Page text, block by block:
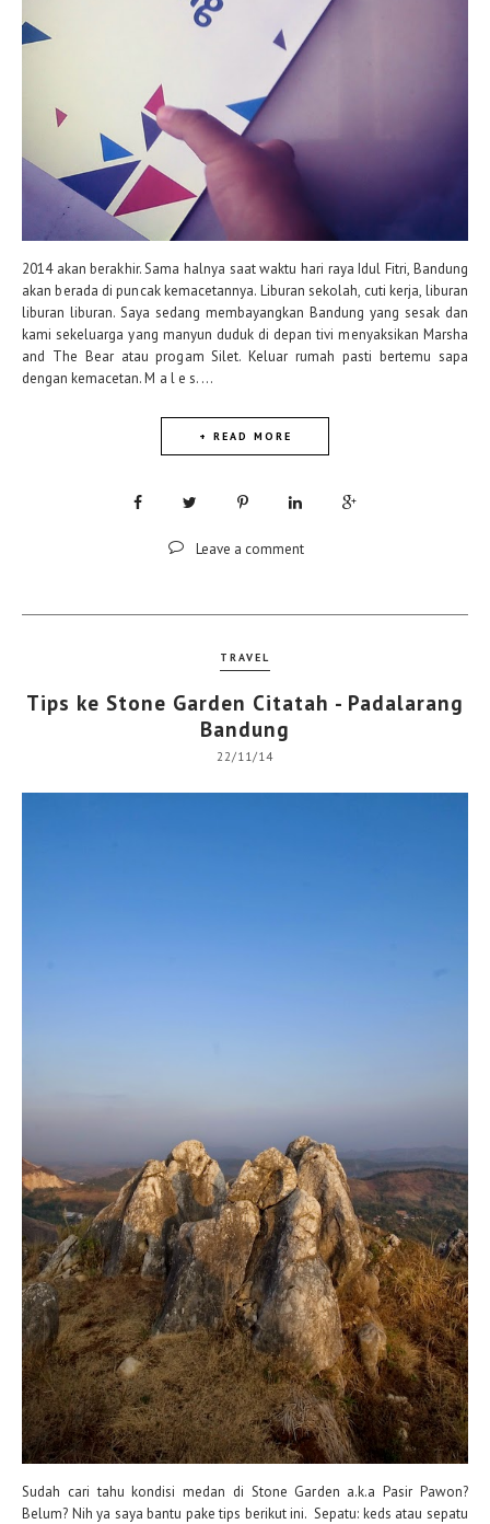
2014 akan berakhir. Sama halnya saat waktu hari raya Idul Fitri, Bandung
akan berada di puncak kemacetannya. Liburan sekolah, cuti kerja, liburan
liburan liburan. Saya sedang membayangkan Bandung yang sesak dan
kami sekeluarga yang manyun duduk di depan tivi menyaksikan Marsha
and The Bear atau progam Silet. Keluar rumah pasti bertemu sapa
dengan kemacetan. M a l e s. ...
+ READ MORE
Leave a comment
TRAVEL
Tips ke Stone Garden Citatah - Padalarang
Bandung
22/11/14
Sudah cari tahu kondisi medan di Stone Garden a.k.a Pasir Pawon?
Belum? Nih ya saya bantu pake tips berikut ini. Sepatu: keds atau sepatu